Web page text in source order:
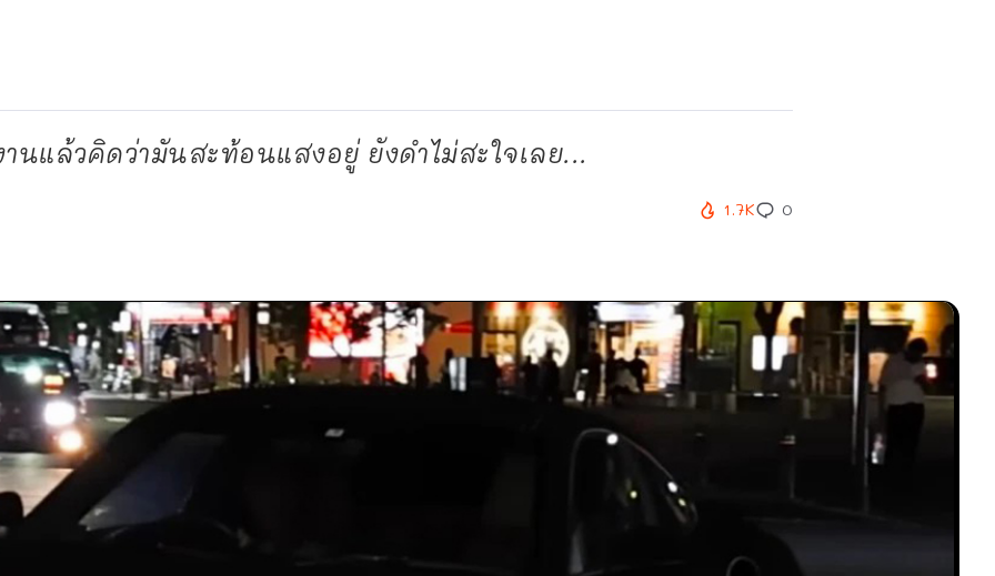
นแล้วคิดว่ามันสะท้อนแสงอยู่ ยังดำไม่สะใจเลย...
1.7K 0